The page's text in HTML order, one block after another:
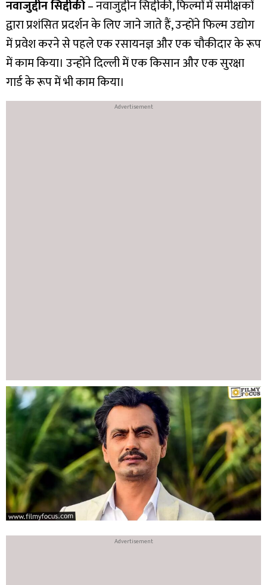
नवाजुद्दीन सिद्दीकी– नवाजुद्दीन सिद्दीकी, फिल्मों में समीक्षकों
द्वारा प्रशंसित प्रदर्शन के लिए जाने जाते हैं, उन्होंने फिल्म उद्योग
में प्रवेश करने से पहले एक रसायनज्ञ और एक चौकीदार के रूप
में काम किया। उन्होंने दिल्ली में एक किसान और एक सुरक्षा
गार्ड के रूप में भी काम किया।